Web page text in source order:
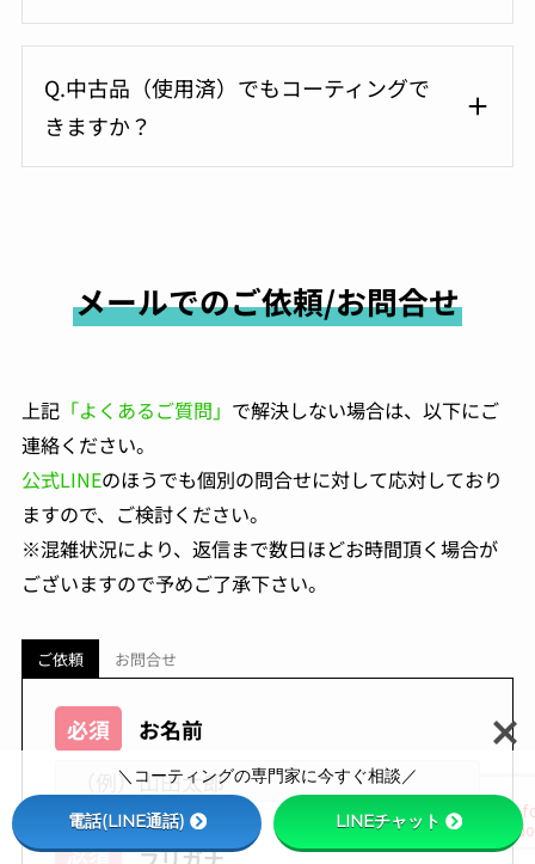
Q.中古品（使用済）でもコーティングで
きますか？
メールでのご依頼/お問合せ
上記「よくあるご質問」 で解決しない場合は、以下にご
連絡ください。
公式LINEのほうでも個別の問合せに対して応対しており
ますので、ご検討ください。
※混雑状況により、返信まで数日ほどお時間頂く場合が
ございますので予めご了承下さい。
ご依頼 お問合せ
必須 お名前
＼コーティングの専門家に今すぐ相談／
電話(LINE通話) LINEチャット